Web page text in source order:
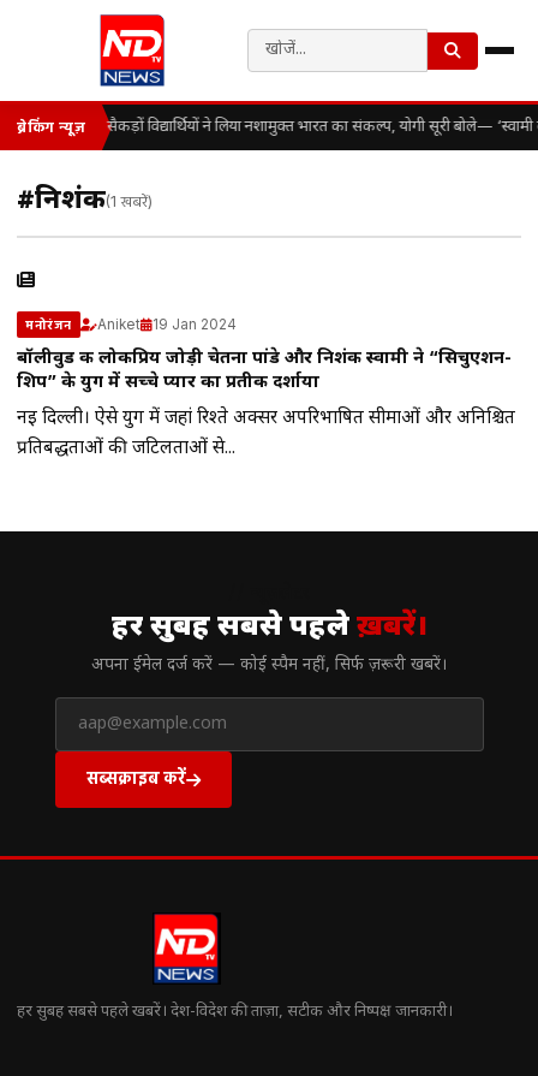
ब्रेकिंग न्यूज़ सैकड़ों विद्यार्थियों ने लिया नशामुक्त भारत का संकल्प, योगी सूरी बोले—
#निशंक(1 खबरें)
मनोरंजन Aniket 19 Jan 2024
बॉलीवुड की लोकप्रिय जोड़ी चेतना पांडे और निशंक स्वामी ने “सिचुएशन-
शिप” के युग में सच्चे प्यार का प्रतीक दर्शाया
नई दिल्ली। ऐसे युग में जहां रिश्ते अक्सर अपरिभाषित सीमाओं और अनिश्चित
प्रतिबद्धताओं की जटिलताओं से...
हर सुबह सबसे पहलेख़बरें।
अपना ईमेल दर्ज करें — कोई स्पैम नहीं, सिर्फ ज़रूरी खबरें।
सब्सक्राइब करें
हर सुबह सबसे पहले खबरें। देश-विदेश की ताज़ा, सटीक और निष्पक्ष जानकारी।